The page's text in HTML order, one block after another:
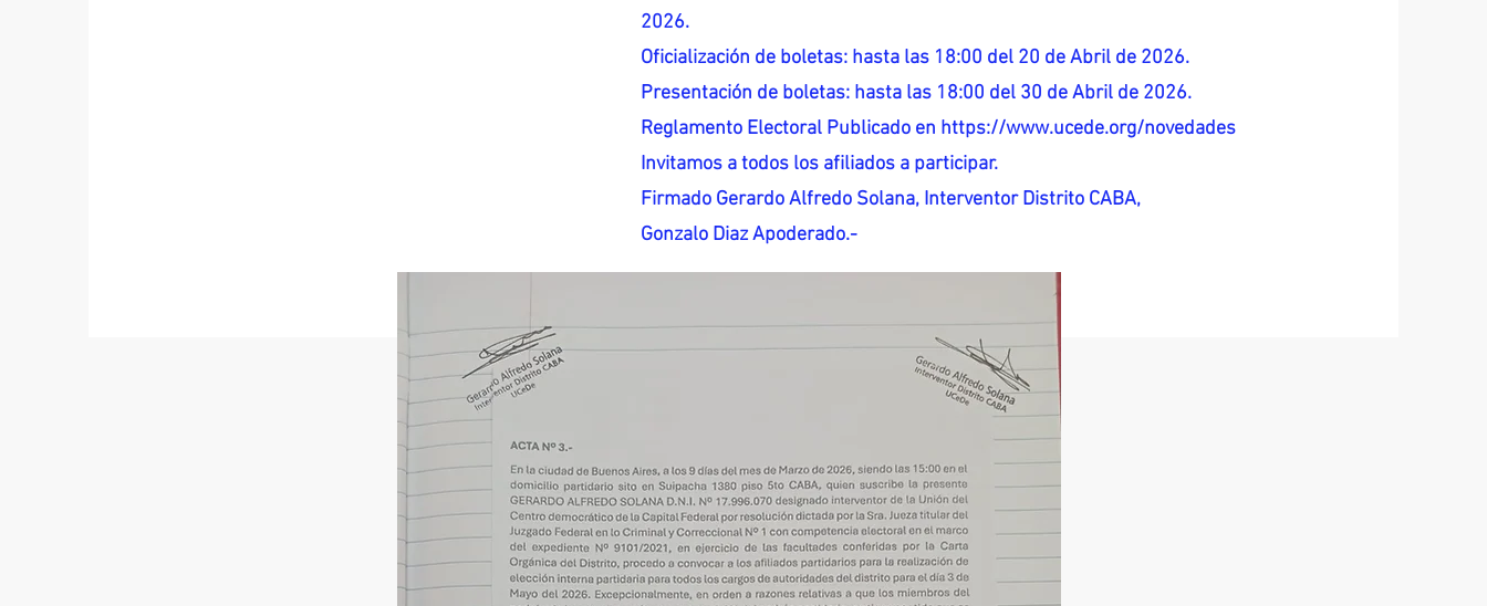
2026.
Oficialización de boletas: hasta las 18:00 del 20 de Abril de 2026.
Presentación de boletas: hasta las 18:00 del 30 de Abril de 2026.
Reglamento Electoral Publicado en https://www.ucede.org/novedades
Invitamos a todos los afiliados a participar.
Firmado Gerardo Alfredo Solana, Interventor Distrito CABA,
Gonzalo Diaz Apoderado.-